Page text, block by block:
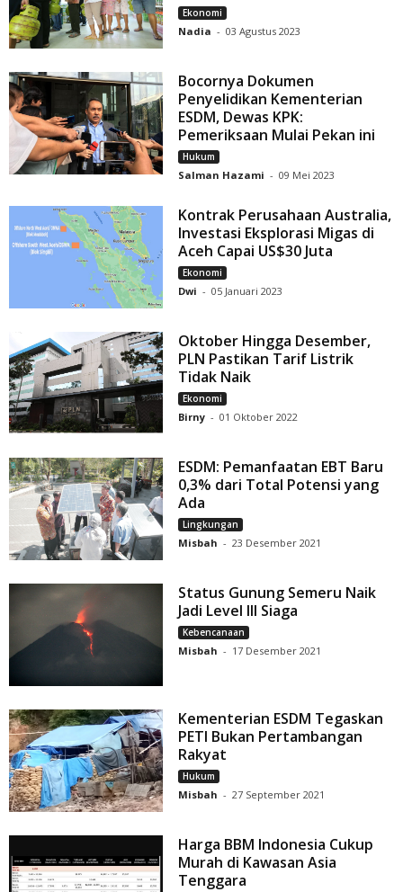
Ekonomi
Nadia - 03 Agustus 2023
Bocornya Dokumen
Penyelidikan Kementerian
ESDM, Dewas KPK:
Pemeriksaan Mulai Pekan ini
Hukum
Salman Hazami - 09 Mei 2023
Kontrak Perusahaan Australia,
Investasi Eksplorasi Migas di
Aceh Capai US$30 Juta
Ekonomi
Dwi - 05 Januari 2023
Oktober Hingga Desember,
PLN Pastikan Tarif Listrik
Tidak Naik
Ekonomi
Birny - 01 Oktober 2022
ESDM: Pemanfaatan EBT Baru
0,3% dari Total Potensi yang
Ada
Lingkungan
Misbah - 23 Desember 2021
Status Gunung Semeru Naik
Jadi Level III Siaga
Kebencanaan
Misbah - 17 Desember 2021
Kementerian ESDM Tegaskan
PETI Bukan Pertambangan
Rakyat
Hukum
Misbah - 27 September 2021
Harga BBM Indonesia Cukup
Murah di Kawasan Asia
Tenggara